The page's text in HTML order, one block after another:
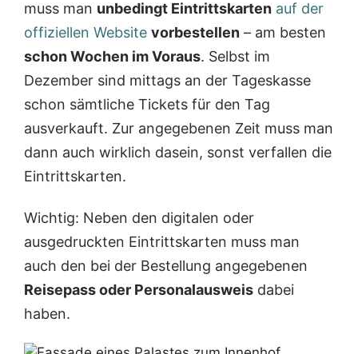
muss man unbedingt Eintrittskarten auf der
offiziellen Website vorbestellen – am besten
schon Wochen im Voraus. Selbst im
Dezember sind mittags an der Tageskasse
schon sämtliche Tickets für den Tag
ausverkauft. Zur angegebenen Zeit muss man
dann auch wirklich dasein, sonst verfallen die
Eintrittskarten.
Wichtig: Neben den digitalen oder
ausgedruckten Eintrittskarten muss man
auch den bei der Bestellung angegebenen
Reisepass oder Personalausweis dabei
haben.